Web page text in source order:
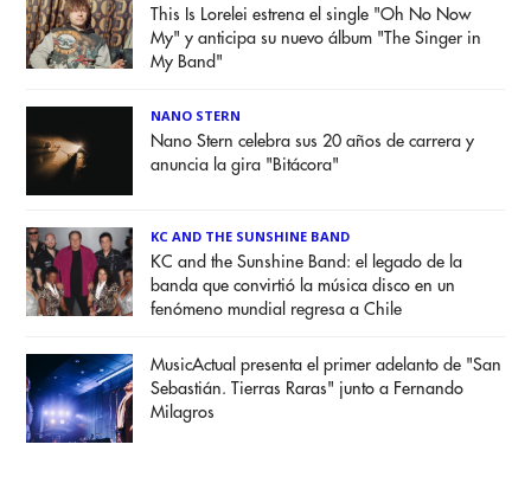
This Is Lorelei estrena el single "Oh No Now
My" y anticipa su nuevo álbum "The Singer in
My Band"
NANO STERN
Nano Stern celebra sus 20 años de carrera y
anuncia la gira "Bitácora"
KC AND THE SUNSHINE BAND
KC and the Sunshine Band: el legado de la
banda que convirtió la música disco en un
fenómeno mundial regresa a Chile
MusicActual presenta el primer adelanto de "San
Sebastián. Tierras Raras" junto a Fernando
Milagros